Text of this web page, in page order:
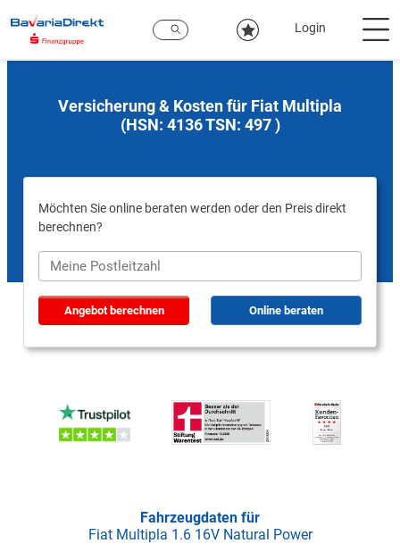
Hauptinhalt
Login
Versicherung & Kosten für Fiat Multipla
(HSN: 4136 TSN: 497 )
Möchten Sie online beraten werden oder den Preis direkt
berechnen?
Angebot berechnen Online beraten
Fahrzeugdaten für
Fiat Multipla 1.6 16V Natural Power